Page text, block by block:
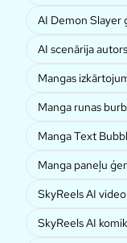
AI Demon Slayer
AI scenārija autors
Mangas
Manga runas
Manga Text
Manga paneļu
SkyReels AI
SkyReels AI